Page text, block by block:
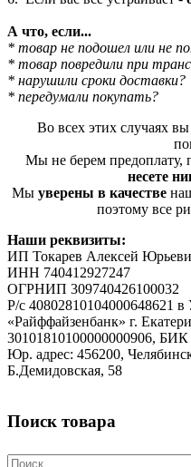
А что, если...
* товар не подошел или не
* товар повредили при
* нарушили сроки доставки?
* передумали покупать?
Во всех этих случаях
Мы не берем предоплату,
несете
Мы уверены в качестве
поэтому все
Наши реквизиты:
ИП Токарев Алексей
ИНН 740412927247
ОГРНИП 309740426100032
Р/с 40802810104000648621
«Райффайзенбанк» г.
30101810100000000906, БИК
Юр. адрес: 456200,
Б.Демидовская, 58
Поиск товара